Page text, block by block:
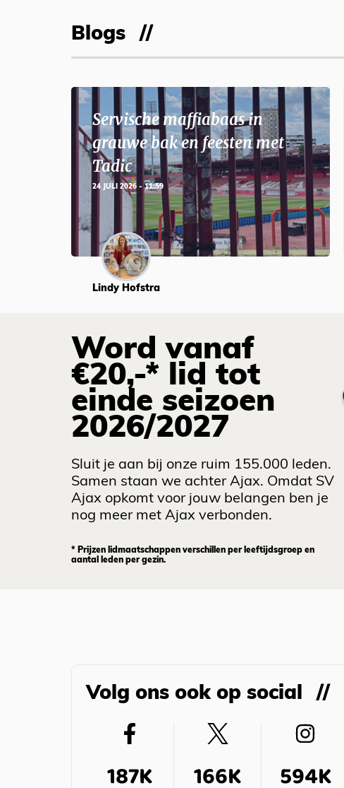
Blogs
Servische maffiabaas in
grauwe bak en feesten met
Tadic
24 JULI 2026 - 11:59
Lindy Hofstra
Word vanaf
€20,-* lid tot
einde seizoen
2026/2027
Sluit je aan bij onze ruim 155.000 leden.
Samen staan we achter Ajax. Omdat SV
Ajax opkomt voor jouw belangen ben je
nog meer met Ajax verbonden.
* Prijzen lidmaatschappen verschillen per leeftijdsgroep en
aantal leden per gezin.
Volg ons ook op social
187K 166K 594K